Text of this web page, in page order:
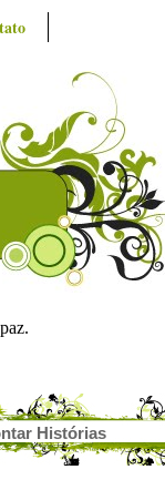
Histórias